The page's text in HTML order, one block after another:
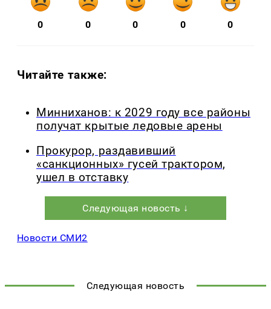
0 0 0 0 0
Читайте также:
Минниханов: к 2029 году все районы
получат крытые ледовые арены
Прокурор, раздавивший
«санкционных» гусей трактором,
ушел в отставку
Следующая новость ↓
Новости СМИ2
Следующая новость